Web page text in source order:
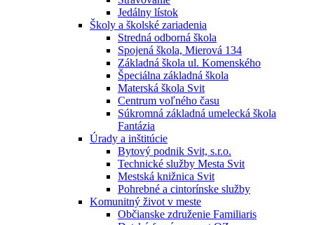
Jedálny lístok
Školy a školské zariadenia
Stredná odborná škola
Spojená škola, Mierová 134
Základná škola ul. Komenského
Špeciálna základná škola
Materská škola Svit
Centrum voľného času
Súkromná základná umelecká škola
Fantázia
Úrady a inštitúcie
Bytový podnik Svit, s.r.o.
Technické služby Mesta Svit
Mestská knižnica Svit
Pohrebné a cintorínske služby
Komunitný život v meste
Občianske združenie Familiaris